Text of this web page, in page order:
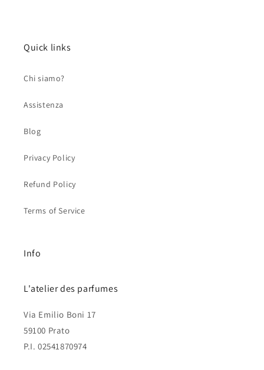
Quick links
Chi siamo?
Assistenza
Blog
Privacy Policy
Refund Policy
Terms of Service
Info
L'atelier des parfumes
Via Emilio Boni 17
59100 Prato
P.I. 02541870974